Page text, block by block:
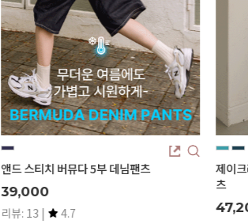
제이크라 유연한 여유핏 핀턱 와이드 데님팬
츠
47,200
(2기
리뷰: